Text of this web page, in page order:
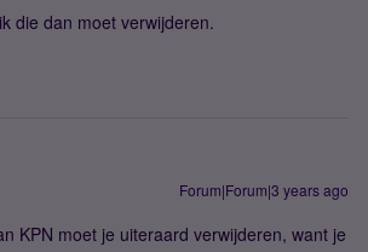
die dan moet verwijderen.
Forum|Forum|3 years ago
KPN moet je uiteraard verwijderen, want je